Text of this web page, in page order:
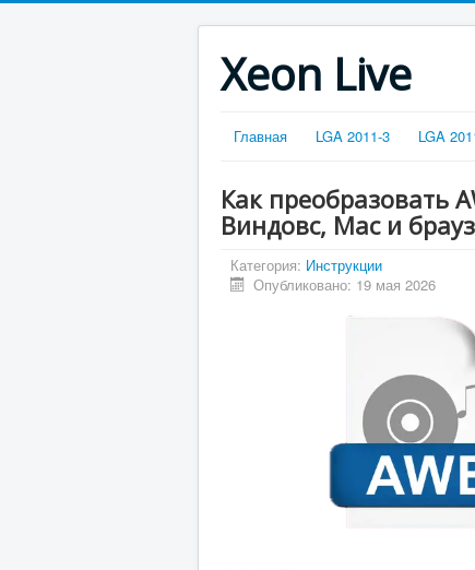
Xeon Live
Главная LGA 2011-3 LGA
Как преобразовать
Виндовс, Mac и
Категория: Инструкции
Опубликовано: 19 мая 2026